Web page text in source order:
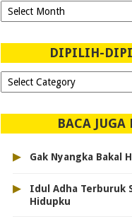
Ngeblog
Sejak
DIPILIH-
Dipilih-
dipilih..
BACA JUGA
▸ Gak Nyangka Bakal
▸
Idul Adha Terburuk
Hidupku